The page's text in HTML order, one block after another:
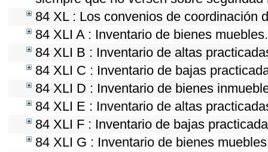
84 XL : Los convenios de coordinación
84 XLI A : Inventario de bienes muebles.
84 XLI B : Inventario de altas
84 XLI C : Inventario de bajas
84 XLI D : Inventario de bienes
84 XLI E : Inventario de altas
84 XLI F : Inventario de bajas
84 XLI G : Inventario de bienes